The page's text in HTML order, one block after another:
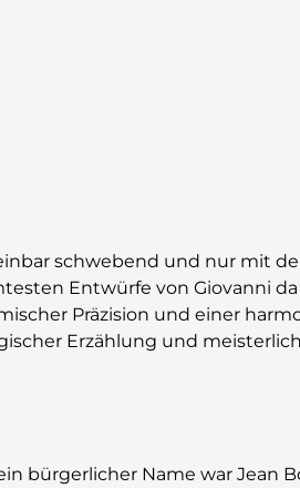
schwebend und nur mit
Entwürfe von Giovanni da
Präzision und einer
Erzählung und
bürgerlicher Name war Jean